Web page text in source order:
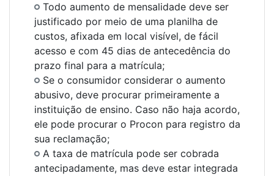
Todo aumento de mensalidade deve ser
justificado por meio de uma planilha de
custos, afixada em local visível, de fácil
acesso e com 45 dias de antecedência do
prazo final para a matrícula;
Se o consumidor considerar o aumento
abusivo, deve procurar primeiramente a
instituição de ensino. Caso não haja acordo,
ele pode procurar o Procon para registro da
sua reclamação;
A taxa de matrícula pode ser cobrada
antecipadamente, mas deve estar integrada